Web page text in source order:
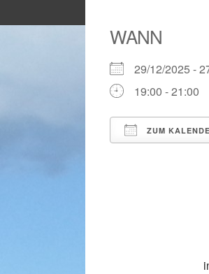
WANN
29/12/2025 -
19:00 - 21:00
ZUM